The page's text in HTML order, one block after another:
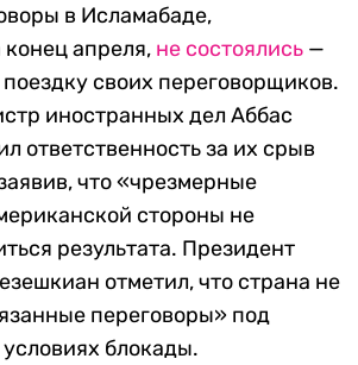
в Исламабаде,
апреля, не состоялись —
своих переговорщиков.
иностранных дел Аббас
ответственность за их срыв
что «чрезмерные
стороны не
результата. Президент
отметил, что страна не
переговоры» под
блокады.